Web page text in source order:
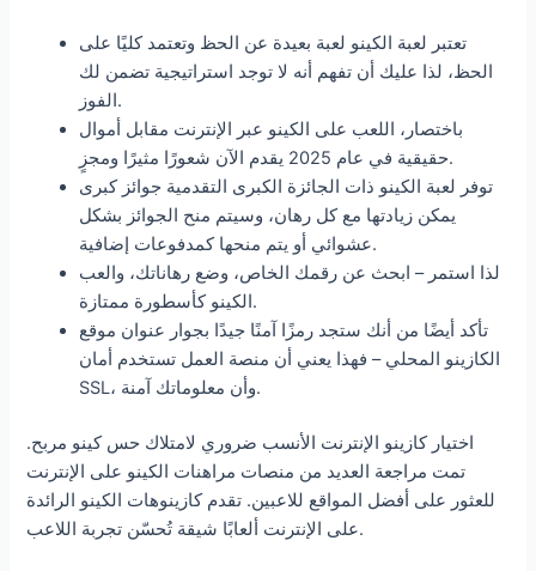
تعتبر لعبة الكينو لعبة بعيدة عن الحظ وتعتمد كليًا على
الحظ، لذا عليك أن تفهم أنه لا توجد استراتيجية تضمن لك
الفوز.
باختصار، اللعب على الكينو عبر الإنترنت مقابل أموال
حقيقية في عام 2025 يقدم الآن شعورًا مثيرًا ومجزٍ.
توفر لعبة الكينو ذات الجائزة الكبرى التقدمية جوائز كبرى
يمكن زيادتها مع كل رهان، وسيتم منح الجوائز بشكل
عشوائي أو يتم منحها كمدفوعات إضافية.
لذا استمر – ابحث عن رقمك الخاص، وضع رهاناتك، والعب
الكينو كأسطورة ممتازة.
تأكد أيضًا من أنك ستجد رمزًا آمنًا جيدًا بجوار عنوان موقع
الكازينو المحلي – فهذا يعني أن منصة العمل تستخدم أمان
SSL، وأن معلوماتك آمنة.
اختيار كازينو الإنترنت الأنسب ضروري لامتلاك حس كينو مربح.
تمت مراجعة العديد من منصات مراهنات الكينو على الإنترنت
للعثور على أفضل المواقع للاعبين. تقدم كازينوهات الكينو الرائدة
على الإنترنت ألعابًا شيقة تُحسّن تجربة اللاعب.